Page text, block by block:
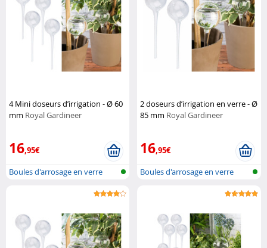
4 Mini doseurs d’irrigation - Ø 60
mm Royal Gardineer
16,95€
Boules d'arrosage en verre
2 doseurs d’irrigation en verre - Ø
85 mm Royal Gardineer
16,95€
Boules d'arrosage en verre